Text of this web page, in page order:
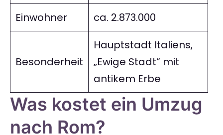
Einwohner
ca. 2.873.000
Besonderheit
Hauptstadt Italiens,
„Ewige Stadt“ mit
antikem Erbe
Was kostet ein Umzug
nach Rom?